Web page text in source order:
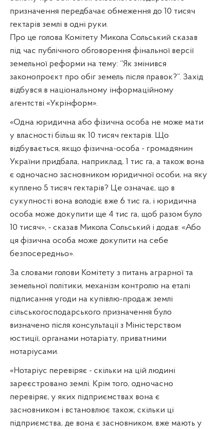
призначення передбачає обмеження до 10 тисяч
гектарів землі в одні руки.
Про це голова Комітету Микола Сольський сказав
під час публічного обговорення фінальної версії
земельної реформи на тему: “Як змінився
законопроєкт про обіг земель після правок?”. Захід
відбувся в національному інформаційному
агентстві «Укрінформ».
«Одна юридична або фізична особа не може мати
у власності більш як 10 тисяч гектарів. Що
відбувається, якщо фізична-особа - громадянин
України придбала, наприклад, 1 тис га, а також вона
є одночасно засновником юридичної особи, на яку
куплено 5 тисяч гектарів? Це означає, що в
сукупності вона володіє вже 6 тис га, і юридична
особа може докупити ще 4 тис га, щоб разом було
10 тисяч», - сказав Микола Сольський і додав: «Або
ця фізична особа може докупити на себе
безпосередньо».
За словами голови Комітету з питань аграрної та
земельної політики, механізм контролю на етапі
підписання угоди на купівлю-продаж землі
сільськогосподарського призначення було
визначено після консультації з Міністерством
юстиції, органами нотаріату, приватними
нотаріусами.
«Нотаріус перевіряє - скільки на цій людині
зареєстровано землі. Крім того, одночасно
перевіряє, у яких підприємствах вона є
засновником і встановлює також, скільки ці
підприємства, де вона є засновником, вже мають у